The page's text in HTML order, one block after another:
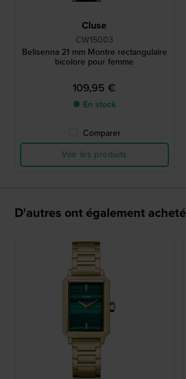
Cluse
CW15003
Belisenna 21 mm Montre rectangulaire
bicolore pour femme
109,95 €
● En stock
Comparer
Voir les produits
D'autres ont également acheté